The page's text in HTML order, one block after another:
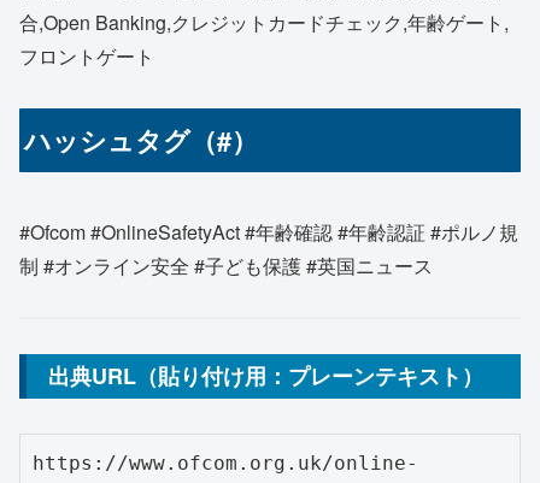
合,Open Banking,クレジットカードチェック,年齢ゲート,
フロントゲート
ハッシュタグ（#）
#Ofcom #OnlineSafetyAct #年齢確認 #年齢認証 #ポルノ規
制 #オンライン安全 #子ども保護 #英国ニュース
出典URL（貼り付け用：プレーンテキスト）
https://www.ofcom.org.uk/online-